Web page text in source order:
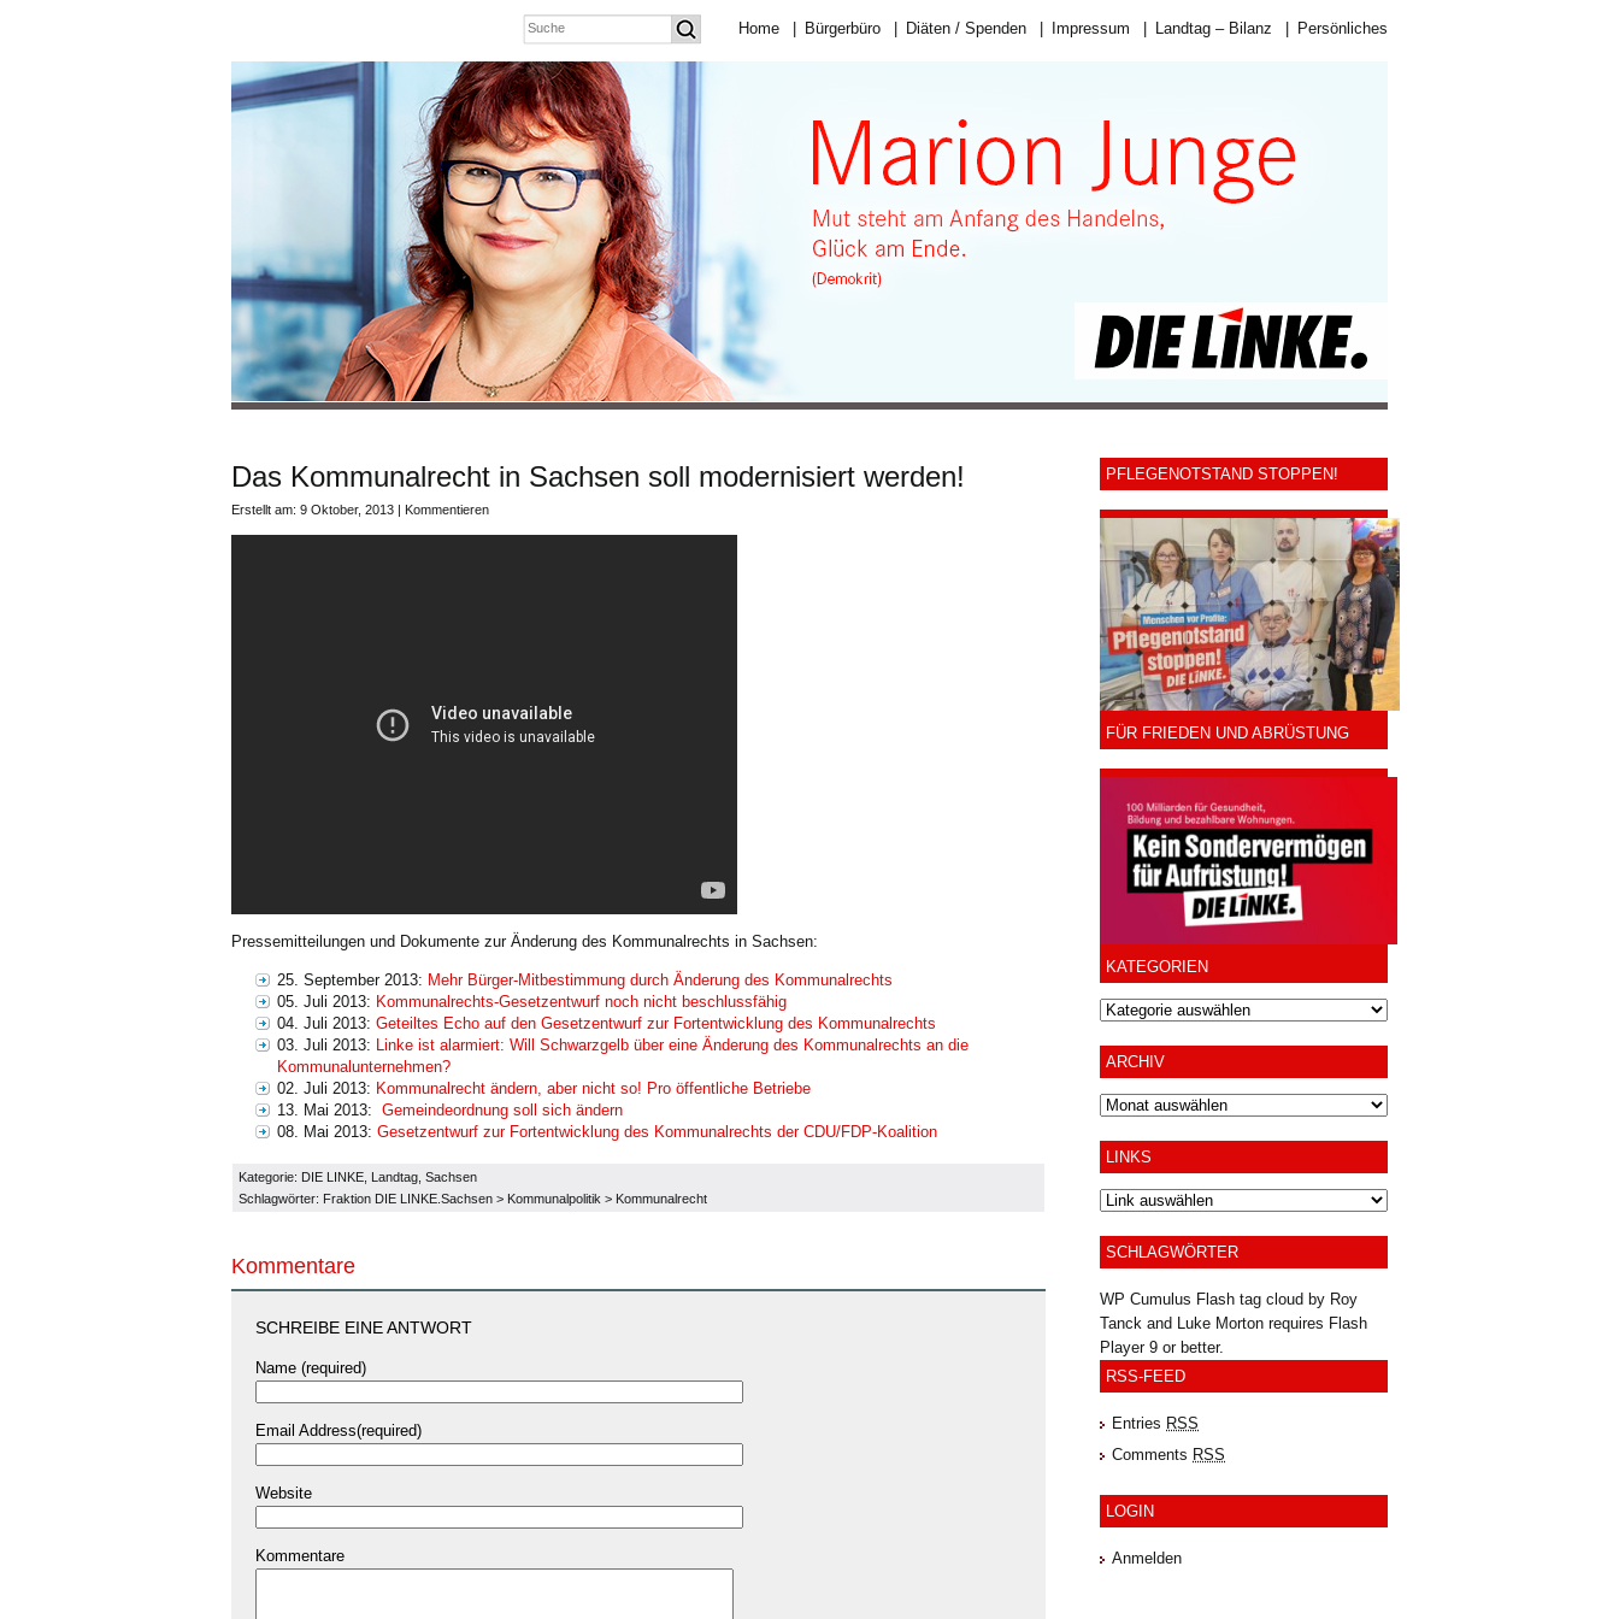
Home Bürgerbüro Diäten / Spenden Impressum Landtag – Bilanz Persönliches
Das Kommunalrecht in Sachsen soll modernisiert werden!
Erstellt am: 9 Oktober, 2013 | Kommentieren
Pressemitteilungen und Dokumente zur Änderung des Kommunalrechts in Sachsen:
25. September 2013: Mehr Bürger-Mitbestimmung durch Änderung des Kommunalrechts
05. Juli 2013: Kommunalrechts-Gesetzentwurf noch nicht beschlussfähig
04. Juli 2013: Geteiltes Echo auf den Gesetzentwurf zur Fortentwicklung des Kommunalrechts
03. Juli 2013: Linke ist alarmiert: Will Schwarzgelb über eine Änderung des Kommunalrechts an die
Kommunalunternehmen?
02. Juli 2013: Kommunalrecht ändern, aber nicht so! Pro öffentliche Betriebe
13. Mai 2013: Gemeindeordnung soll sich ändern
08. Mai 2013: Gesetzentwurf zur Fortentwicklung des Kommunalrechts der CDU/FDP-Koalition
Kategorie: DIE LINKE Landtag Sachsen
Schlagwörter: Fraktion DIE LINKE.Sachsen > Kommunalpolitik > Kommunalrecht
Kommentare
SCHREIBE EINE ANTWORT
Name (required)
Email Address(required)
Website
Kommentare
PFLEGENOTSTAND STOPPEN!
FÜR FRIEDEN UND ABRÜSTUNG
KATEGORIEN
ARCHIV
Archiv
LINKS
SCHLAGWÖRTER
WP Cumulus Flash tag cloud by Roy
Tanck and Luke Morton requires Flash
Player9 or better.
RSS-FEED
Entries RSS
Comments RSS
LOGIN
Anmelden